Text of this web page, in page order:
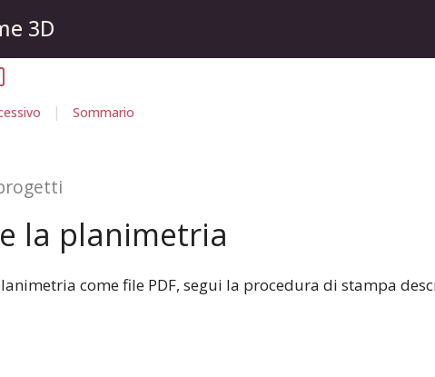
3D
| Sommario
la planimetria
come file PDF, segui la procedura di stampa